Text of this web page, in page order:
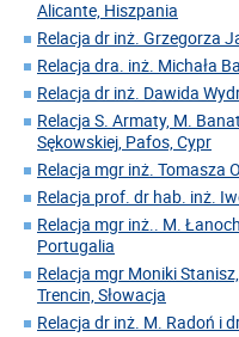
Alicante, Hiszpania
Relacja dr inż. Grzegorza
Relacja dra. inż. Michała
Relacja dr inż. Dawida
Relacja S. Armaty, M.
Sękowskiej, Pafos, Cypr
Relacja mgr inż. Tomasza
Relacja prof. dr hab. inż.
Relacja mgr inż.. M.
Portugalia
Relacja mgr Moniki
Trencin, Słowacja
Relacja dr inż. M. Radoń i